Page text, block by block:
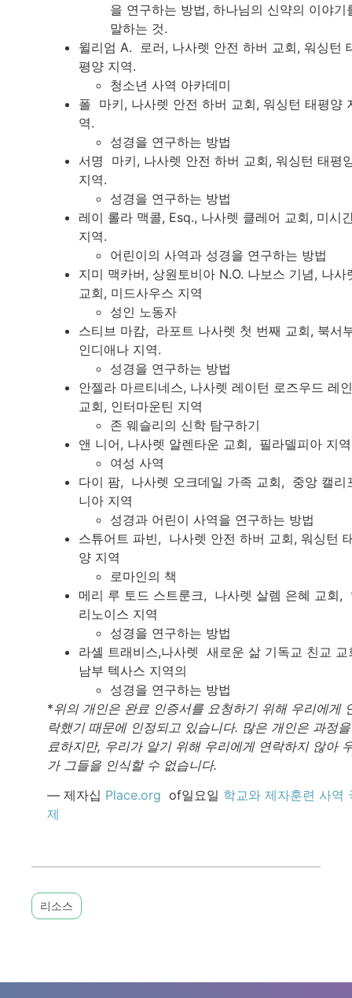
을 연구하는 방법, 하나님의 신약의 이야기
말하는 것.
윌리엄 A. 로러, 나사렛 안전 하버 교회, 워싱턴
평양 지역.
청소년 사역 아카데미
폴 마키, 나사렛 안전 하버 교회, 워싱턴 태평양
역.
성경을 연구하는 방법
서명 마키, 나사렛 안전 하버 교회, 워싱턴 태평
지역.
성경을 연구하는 방법
레이 롤라 맥콜, Esq., 나사렛 클레어 교회, 미시
지역.
어린이의 사역과 성경을 연구하는 방법
지미 맥카버, 상원토비아 N.O. 나보스 기념, 나사
교회, 미드사우스 지역
성인 노동자
스티브 마캄, 라포트 나사렛 첫 번째 교회, 북서
인디애나 지역.
성경을 연구하는 방법
안젤라 마르티네스, 나사렛 레이턴 로즈우드 레인
교회, 인터마운틴 지역
존 웨슬리의 신학 탐구하기
앤 니어, 나사렛 알렌타운 교회, 필라델피아 지역
여성 사역
다이 팜, 나사렛 오크데일 가족 교회, 중앙 캘리
니아 지역
성경과 어린이 사역을 연구하는 방법
스튜어트 파빈, 나사렛 안전 하버 교회, 워싱턴
양 지역
로마인의 책
메리 루 토드 스트룬크, 나사렛 살렘 은혜 교회,
리노이스 지역
성경을 연구하는 방법
라셸 트래비스,나사렛 새로운 삶 기독교 친교 교
남부 텍사스 지역의
성경을 연구하는 방법
*위의 개인은 완료 인증서를 요청하기 위해 우리에게
락했기 때문에 인정되고 있습니다. 많은 개인은 과정
료하지만, 우리가 알기 위해 우리에게 연락하지 않아
가 그들을 인식할 수 없습니다.
— 제자십 Place.org of일요일 학교와 제자훈련 사역
제
리소스